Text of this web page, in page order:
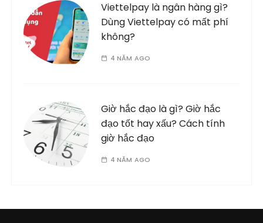
Viettelpay là ngân hàng gì?
Dùng Viettelpay có mất phí
không?
4 NĂM AGO
Giờ hắc đạo là gì? Giờ hắc
đạo tốt hay xấu? Cách tính
giờ hắc đạo
4 NĂM AGO